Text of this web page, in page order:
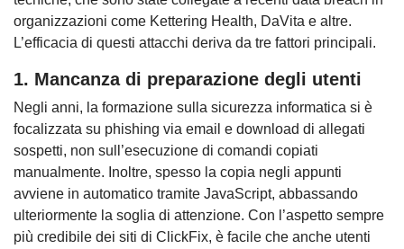
organizzazioni come Kettering Health, DaVita e altre.
L’efficacia di questi attacchi deriva da tre fattori principali.
1. Mancanza di preparazione degli utenti
Negli anni, la formazione sulla sicurezza informatica si è
focalizzata su phishing via email e download di allegati
sospetti, non sull’esecuzione di comandi copiati
manualmente. Inoltre, spesso la copia negli appunti
avviene in automatico tramite JavaScript, abbassando
ulteriormente la soglia di attenzione. Con l’aspetto sempre
più credibile dei siti di ClickFix, è facile che anche utenti